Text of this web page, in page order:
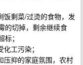
饭剩菜/过烫的食物，发
的切掉，剩余继续食
；
工污染；
压抑的家庭氛围，农村